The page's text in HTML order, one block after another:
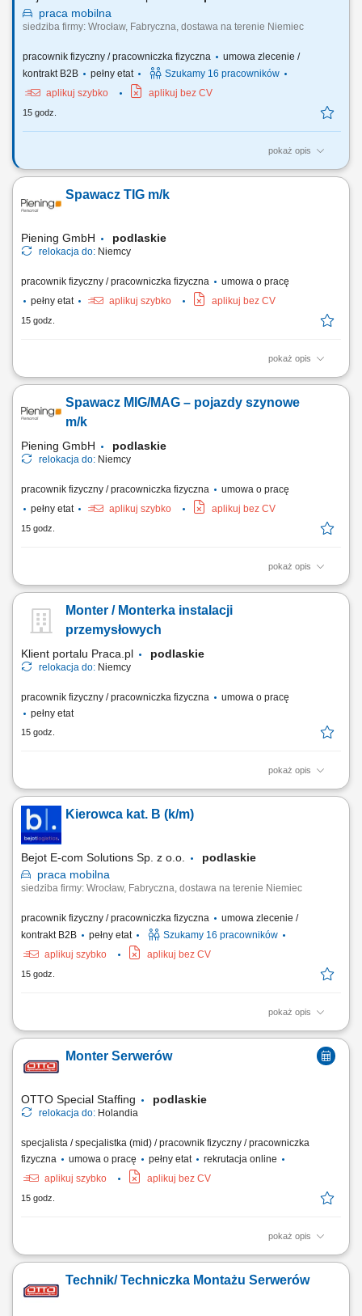
praca mobilna
siedziba firmy: Wrocław, Fabryczna, dostawa na terenie Niemiec
pracownik fizyczny / pracowniczka fizyczna
umowa zlecenie /
kontrakt B2B
pełny etat
Szukamy 16 pracowników
aplikuj szybko
aplikuj bez CV
15 godz.
pokaż opis
Twój zakres obowiązków RYNEK – Niemcy - jazda BEZ tachografu
Niemiec, załadunek i rozładunek mebli, praca zgodnie z
harmonogramem oraz instrukcjami przekazywanymi przez firmę,
Spawacz TIG m/k
Piening GmbH podlaskie
relokacja do: Niemcy
pracownik fizyczny / pracowniczka fizyczna
umowa o pracę
pełny etat
aplikuj szybko aplikuj bez CV
15 godz.
pokaż opis
Twoje zadania: Przygotowanie do pracy Spawanie rur i blach
Spawanie zgodnie z dokumentacją techniczną Kontrola jakości
elementów spawanych Próbka spawalnicza: W dniu 01.09.2026
Spawacz MIG/MAG – pojazdy szynowe
m/k
Piening GmbH podlaskie
relokacja do: Niemcy
pracownik fizyczny / pracowniczka fizyczna
umowa o pracę
pełny etat
aplikuj szybko aplikuj bez CV
15 godz.
pokaż opis
Twoje zadania: Przygotowanie miejsca pracy Spawanie blach o
Spawanie zgodnie z dokumentacją techniczną Kontrola jakości
wyrobów spawanych
Monter / Monterka instalacji
przemysłowych
Klient portalu Praca.pl podlaskie
relokacja do: Niemcy
pracownik fizyczny / pracowniczka fizyczna
umowa o pracę
pełny etat
15 godz.
pokaż opis
Montaż mechaniczny maszyn i urządzeń przemysłowych zgodnie z
pneumatycznych, sterujących oraz czujników. Uruchamianie oraz
testowanie gotowych urządzeń. Wykonywanie prac serwisowych i
konserwacyjnych. Diagnozowanie podstawowych...
Kierowca kat. B (k/m)
Bejot E-com Solutions Sp. z o.o.
podlaskie
praca mobilna
siedziba firmy: Wrocław, Fabryczna, dostawa na terenie Niemiec
pracownik fizyczny / pracowniczka fizyczna
umowa zlecenie /
kontrakt B2B
pełny etat
Szukamy 16 pracowników
aplikuj szybko
aplikuj bez CV
15 godz.
pokaż opis
Opis stanowiska Twój dzień pracy to realizacja harmonogramu dostaw
dostawcze kat. B w obsadzie jednoosobowej, pracując w trybie bez
rejestracji czasu pracy przez tachograf. Odpowiadasz za fizyczny
Monter Serwerów
OTTO Special Staffing podlaskie
relokacja do: Holandia
specjalista / specjalistka (mid) / pracownik fizyczny / pracowniczka
fizyczna
umowa o pracę pełny etat
rekrutacja online
aplikuj szybko
aplikuj bez CV
15 godz.
pokaż opis
Praca w firmie oznacza pracę w szybko rozwijającej się,
środowiska, w którym liczą się innowacje i rozwój. Jasne procesy i
praca zespołowa pomagają ludziom skutecznie współpracować. Masz
Technik/ Techniczka Montażu Serwerów